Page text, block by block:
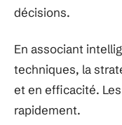
décisions.
En associant
techniques, la
et en efficacité.
rapidement.